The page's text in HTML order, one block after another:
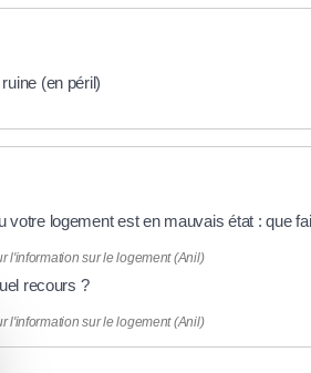
(en péril)
votre logement est en mauvais état : que
l'information sur le logement (Anil)
recours ?
l'information sur le logement (Anil)